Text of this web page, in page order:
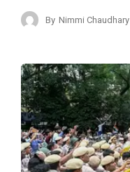
By Nimmi Chaudhary